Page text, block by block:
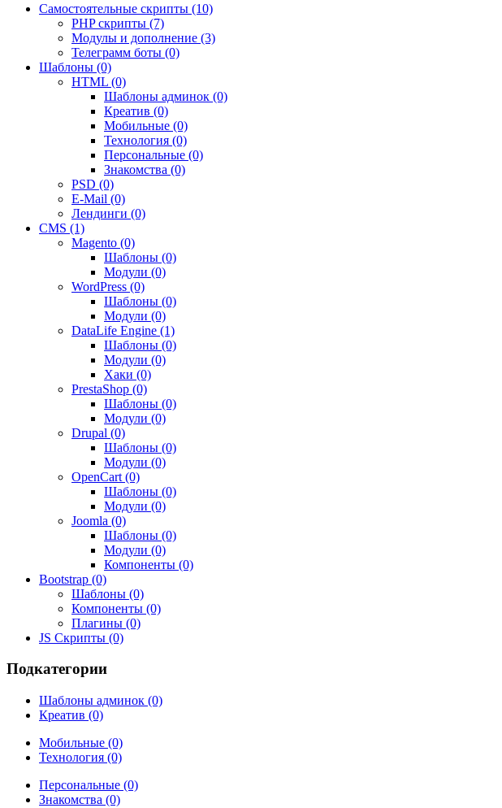
Самостоятельные скрипты (10)
PHP скрипты (7)
Модулы и дополнение (3)
Телеграмм боты (0)
Шаблоны (0)
HTML (0)
Шаблоны админок (0)
Креатив (0)
Мобильные (0)
Технология (0)
Персональные (0)
Знакомства (0)
PSD (0)
E-Mail (0)
Лендинги (0)
CMS (1)
Magento (0)
Шаблоны (0)
Модули (0)
WordPress (0)
Шаблоны (0)
Модули (0)
DataLife Engine (1)
Шаблоны (0)
Модули (0)
Хаки (0)
PrestaShop (0)
Шаблоны (0)
Модули (0)
Drupal (0)
Шаблоны (0)
Модули (0)
OpenCart (0)
Шаблоны (0)
Модули (0)
Joomla (0)
Шаблоны (0)
Модули (0)
Компоненты (0)
Bootstrap (0)
Шаблоны (0)
Компоненты (0)
Плагины (0)
JS Скрипты (0)
Подкатегории
Шаблоны админок (0)
Креатив (0)
Мобильные (0)
Технология (0)
Персональные (0)
Знакомства (0)